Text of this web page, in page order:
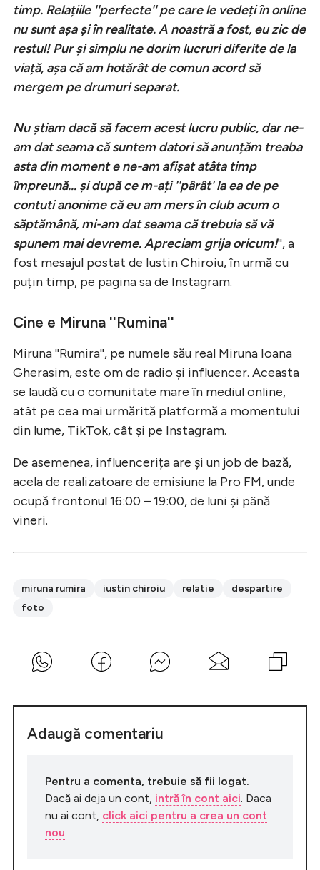
timp. Relațiile ''perfecte'' pe care le vedeți în online
nu sunt așa și în realitate. A noastră a fost, eu zic de
restul!Pur și simplu ne dorim lucruri diferite de la
viață, așa că am hotărât de comun acord să
mergem pe drumuri separat.
Nu știam dacă să facem acest lucru public, dar ne-
am dat seama că suntem datori să anunțăm treaba
asta din moment e ne-am afișat atâta timp
împreună... și după ce m-ați ''pârât' la ea de pe
contuti anonime că eu am mers în club acum o
săptămână, mi-am dat seama că trebuia să vă
spunem mai devreme. Apreciam grija oricum!'', a
fost mesajul postat de Iustin Chiroiu, în urmă cu
puțin timp, pe pagina sa de Instagram.
Cine e Miruna ''Rumina''
Miruna ''Rumira'', pe numele său real Miruna Ioana
Gherasim, este om de radio şi influencer. Aceasta
se laudă cu o comunitate mare în mediul online,
atât pe cea mai urmărită platformă a momentului
din lume, TikTok, cât și pe Instagram.
De asemenea, influencerița are şi un job de bază,
acela de realizatoare de emisiune la Pro FM, unde
ocupă frontonul 16:00 – 19:00, de luni şi până
vineri.
miruna rumira iustin chiroiu relatie
despartire
foto
Adaugă comentariu
Pentru a comenta, trebuie să fii logat.
Dacă ai deja un cont, intră în cont aici. Daca
nu ai cont, click aici pentru a crea un cont
nou.